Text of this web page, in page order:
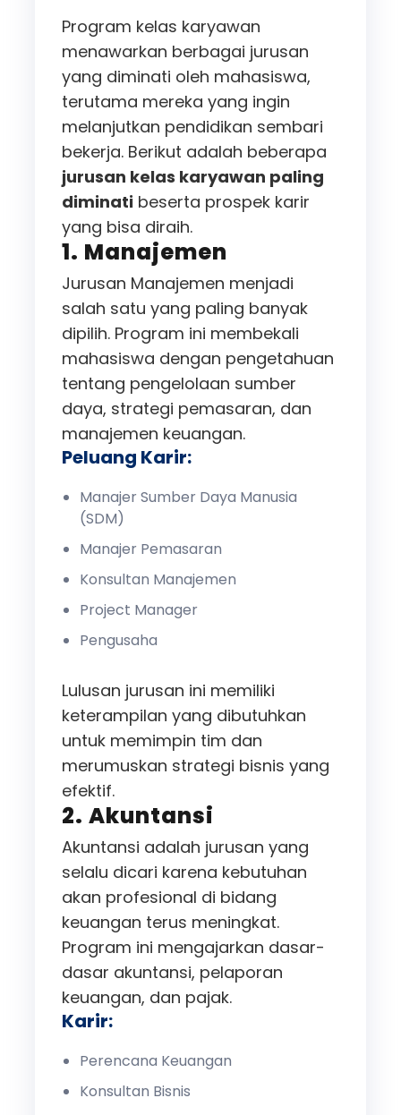
Program kelas karyawan
menawarkan berbagai jurusan
yang diminati oleh mahasiswa,
terutama mereka yang ingin
melanjutkan pendidikan sembari
bekerja. Berikut adalah beberapa
jurusan kelas karyawan paling
diminati beserta prospek karir
yang bisa diraih.
1. Manajemen
Jurusan Manajemen menjadi
salah satu yang paling banyak
dipilih. Program ini membekali
mahasiswa dengan pengetahuan
tentang pengelolaan sumber
daya, strategi pemasaran, dan
manajemen keuangan.
Peluang Karir:
Manajer Sumber Daya Manusia
(SDM)
Manajer Pemasaran
Konsultan Manajemen
Project Manager
Pengusaha
Lulusan jurusan ini memiliki
keterampilan yang dibutuhkan
untuk memimpin tim dan
merumuskan strategi bisnis yang
efektif.
2. Akuntansi
Akuntansi adalah jurusan yang
selalu dicari karena kebutuhan
akan profesional di bidang
keuangan terus meningkat.
Program ini mengajarkan dasar-
dasar akuntansi, pelaporan
keuangan, dan pajak.
Karir:
Perencana Keuangan
Konsultan Bisnis